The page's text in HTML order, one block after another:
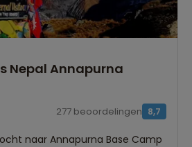
Nepal Annapurna
8,7
277 beoordelingen
naar Annapurna Base Camp